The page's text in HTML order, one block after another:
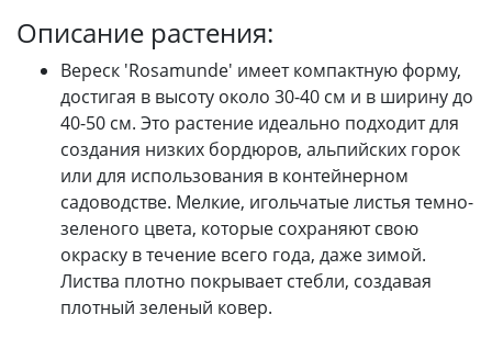
Описание растения:
Вереск 'Rosamunde' имеет компактную форму,
достигая в высоту около 30-40 см и в ширину до
40-50 см. Это растение идеально подходит для
создания низких бордюров, альпийских горок
или для использования в контейнерном
садоводстве. Мелкие, игольчатые листья темно-
зеленого цвета, которые сохраняют свою
окраску в течение всего года, даже зимой.
Листва плотно покрывает стебли, создавая
плотный зеленый ковер.